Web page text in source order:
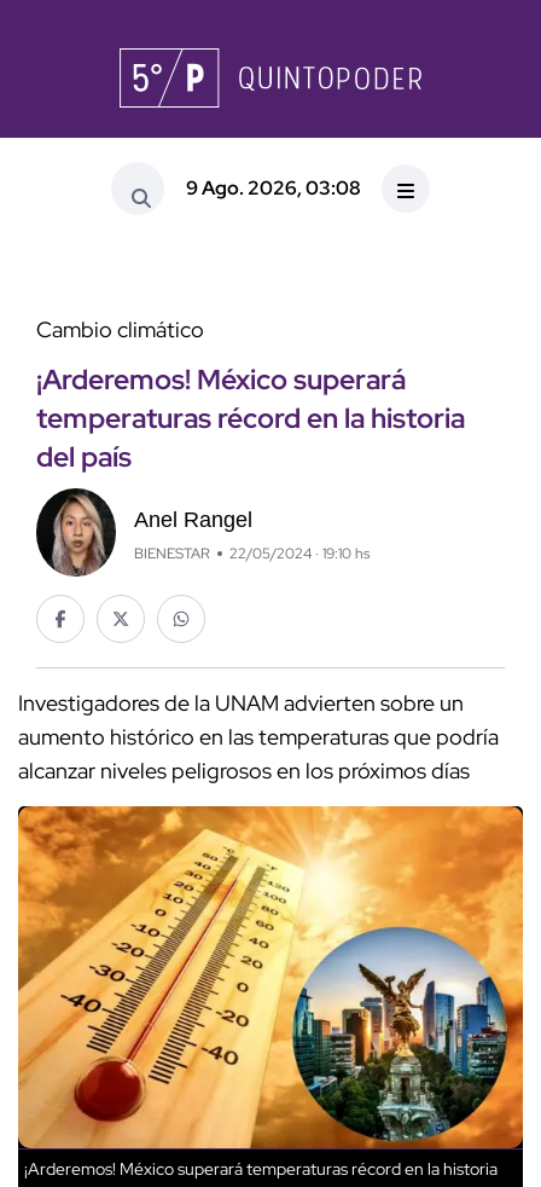
9 Ago. 2026, 03:08
Cambio climático
¡Arderemos! México superará
temperaturas récord en la historia
del país
Anel Rangel
BIENESTAR 22/05/2024 · 19:10 hs
Investigadores de la UNAM advierten sobre un
aumento histórico en las temperaturas que podría
alcanzar niveles peligrosos en los próximos días
¡Arderemos! México superará temperaturas récord en la historia